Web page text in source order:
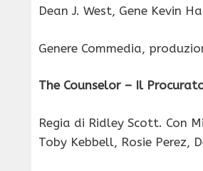
Dean J. West, Gene Kevin
Genere Commedia,
The Counselor – Il
Regia di Ridley Scott. Con
Toby Kebbell, Rosie Perez,